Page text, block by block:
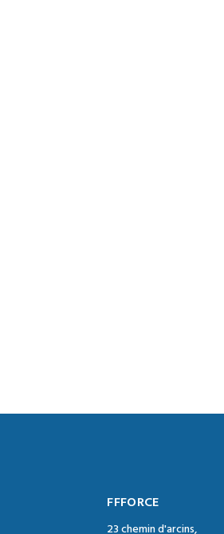
FFFORCE
23 chemin d'arcins,